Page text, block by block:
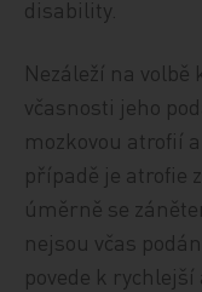
disability.
Nezáleží na
včasnosti jeho
mozkovou atrofií
případě je atrofie
úměrně se
nejsou včas
povede k